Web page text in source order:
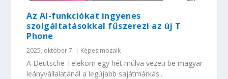
Az AI-funkciókat ingyenes
szolgáltatásokkal fűszerezi az új T
Phone
2025. október 7. | Képes mozaik
A Deutsche Telekom egy hét múlva vezeti be magyar
leányvállalatánál a legújabb sajátmárkás...